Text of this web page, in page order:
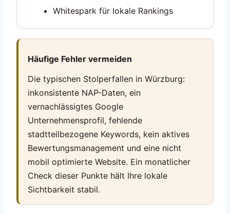
Whitespark für lokale Rankings
Häufige Fehler vermeiden
Die typischen Stolperfallen in Würzburg:
inkonsistente NAP-Daten, ein
vernachlässigtes Google
Unternehmensprofil, fehlende
stadtteilbezogene Keywords, kein aktives
Bewertungsmanagement und eine nicht
mobil optimierte Website. Ein monatlicher
Check dieser Punkte hält Ihre lokale
Sichtbarkeit stabil.